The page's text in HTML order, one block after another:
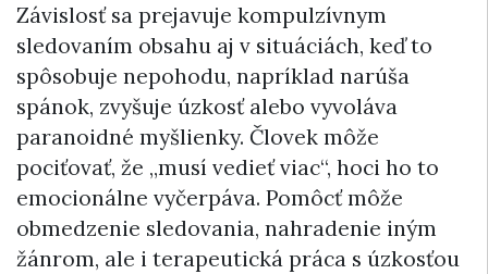
Závislosť sa prejavuje kompulzívnym
sledovaním obsahu aj v situáciách, keď to
spôsobuje nepohodu, napríklad narúša
spánok, zvyšuje úzkosť alebo vyvoláva
paranoidné myšlienky. Človek môže
pociťovať, že „musí vedieť viac“, hoci ho to
emocionálne vyčerpáva. Pomôcť môže
obmedzenie sledovania, nahradenie iným
žánrom, ale i terapeutická práca s úzkosťou